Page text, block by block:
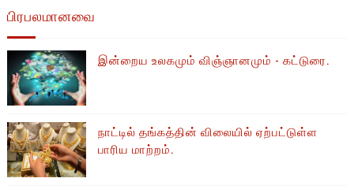
பிரபலமானவை
இன்றைய உலகமும் விஞ்ஞானமும் - கட்டுரை.
நாட்டில் தங்கத்தின் விலையில் ஏற்பட்டுள்ள
பாரிய மாற்றம்.